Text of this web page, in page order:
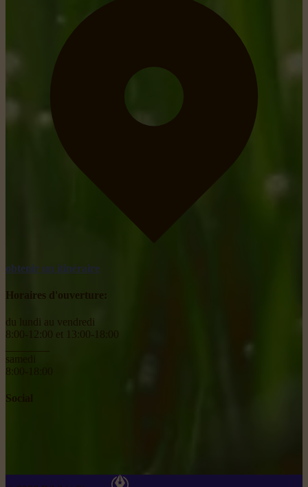
obtenir un itinéraire
Horaires d'ouverture:
du lundi au vendredi
8:00-12:00 et 13:00-18:00
samedi
8:00-18:00
Social